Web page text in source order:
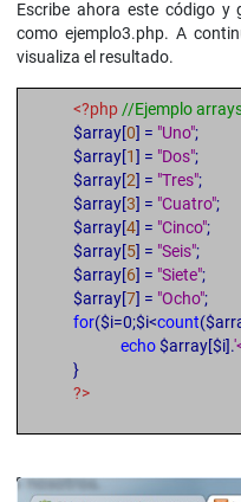
Escribe ahora este código
como ejemplo3.php. A
visualiza el resultado.
<?php //Ejemplo
$array[0] = "Uno";
$array[1] = "Dos";
$array[2] = "Tres";
$array[3] = "Cuatro";
$array[4] = "Cinco";
$array[5] = "Seis";
$array[6] = "Siete";
$array[7] = "Ocho";
for($i=0;$i<count
echo$array[$i].
}
?>